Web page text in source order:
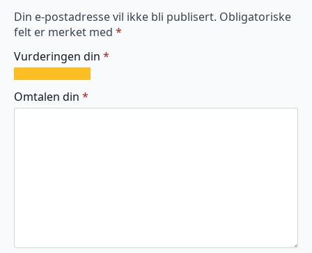
Din e-postadresse vil ikke bli publisert. Obligatoriske
felt er merket med *
Vurderingen din *
av
5
av
5
av
5
av
5
av
5
Omtalen din *